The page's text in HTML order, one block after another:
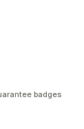
badges